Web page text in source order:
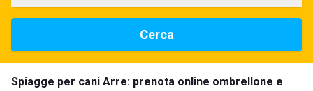
Cerca
Spiagge per cani Arre: prenota online ombrellone e